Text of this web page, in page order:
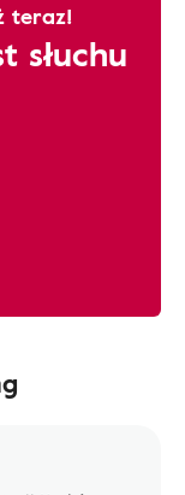
teraz!
słuchu